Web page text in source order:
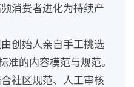
消费者进化为持续产
创始人亲自手工挑选
准的内容模范与规范。
社区规范、人工审核